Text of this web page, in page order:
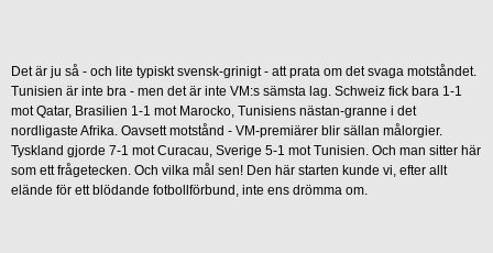
Det är ju så - och lite typiskt svensk-grinigt - att prata om det svaga motståndet.
Tunisien är inte bra - men det är inte VM:s sämsta lag. Schweiz fick bara 1-1
mot Qatar, Brasilien 1-1 mot Marocko, Tunisiens nästan-granne i det
nordligaste Afrika. Oavsett motstånd - VM-premiärer blir sällan målorgier.
Tyskland gjorde 7-1 mot Curacau, Sverige 5-1 mot Tunisien. Och man sitter här
som ett frågetecken. Och vilka mål sen! Den här starten kunde vi, efter allt
elände för ett blödande fotbollförbund, inte ens drömma om.